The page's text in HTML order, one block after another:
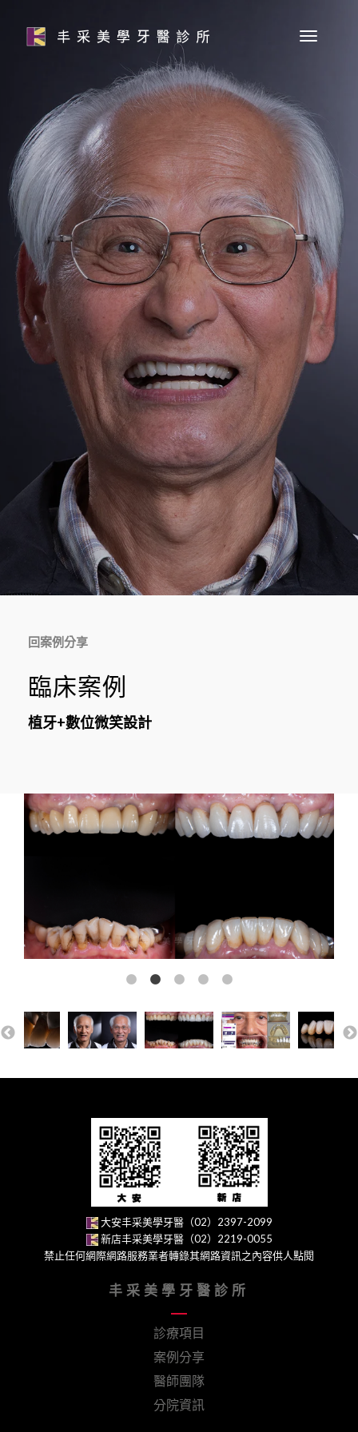
回案例分享
臨床案例
植牙+數位微笑設計
大安丰采美學牙醫（02）2397-2099
新店丰采美學牙醫（02）2219-0055
禁止任何網際網路服務業者轉錄其網路資訊之內容供人點閱
丰采美學牙醫診所
診療項目
案例分享
醫師團隊
分院資訊